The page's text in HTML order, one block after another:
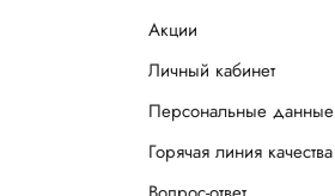
Акции
Личный кабинет
Персональные данные
Горячая линия качества